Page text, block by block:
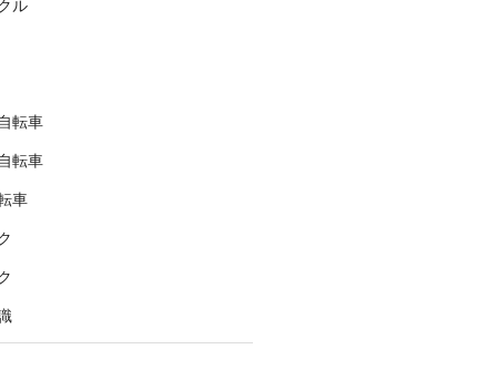
ル
転車
転車
車